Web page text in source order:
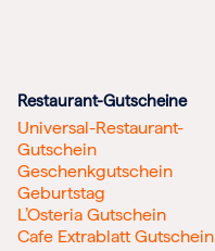
Restaurant-Gutscheine
Universal-Restaurant-
Gutschein
Geschenkgutschein
Geburtstag
L’Osteria Gutschein
Cafe Extrablatt Gutschein